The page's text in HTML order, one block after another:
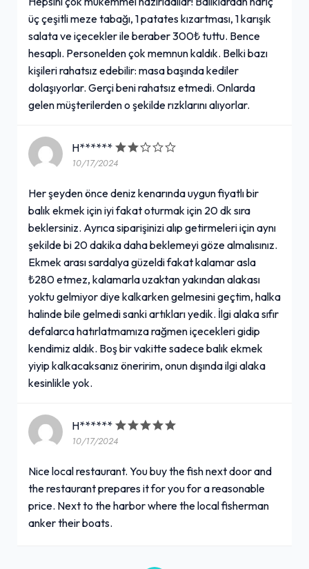
üç çeşitli meze tabağı, 1 patates kızartması, 1 karışık
salata ve içecekler ile beraber 300₺ tuttu. Bence
hesaplı. Personelden çok memnun kaldık. Belki bazı
kişileri rahatsız edebilir: masa başında kediler
dolaşıyorlar. Gerçi beni rahatsız etmedi. Onlarda
gelen müşterilerden o şekilde rızklarını alıyorlar.
H******
10/17/2024
Her şeyden önce deniz kenarında uygun fiyatlı bir
balık ekmek için iyi fakat oturmak için 20 dk sıra
beklersiniz. Ayrıca siparişinizi alıp getirmeleri için aynı
şekilde bi 20 dakika daha beklemeyi göze almalısınız.
Ekmek arası sardalya güzeldi fakat kalamar asla
₺280 etmez, kalamarla uzaktan yakından alakası
yoktu gelmiyor diye kalkarken gelmesini geçtim, halka
halinde bile gelmedi sanki artıkları yedik. İlgi alaka sıfır
defalarca hatırlatmamıza rağmen içecekleri gidip
kendimiz aldık. Boş bir vakitte sadece balık ekmek
yiyip kalkacaksanız öneririm, onun dışında ilgi alaka
kesinlikle yok.
H******
10/17/2024
Nice local restaurant. You buy the fish next door and
the restaurant prepares it for you for a reasonable
price. Next to the harbor where the local fisherman
anker their boats.